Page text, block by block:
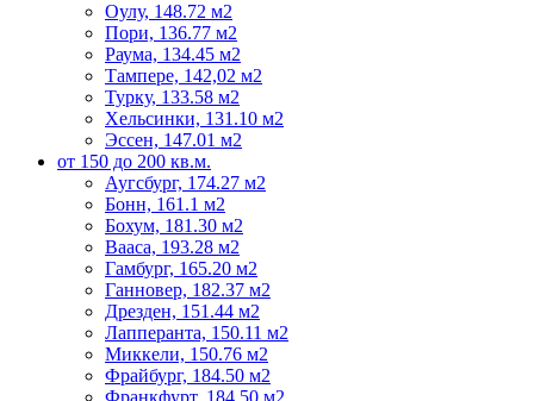
Оулу, 148.72 м2
Пори, 136.77 м2
Раума, 134.45 м2
Тампере, 142,02 м2
Турку, 133.58 м2
Хельсинки, 131.10 м2
Эссен, 147.01 м2
от 150 до 200 кв.м.
Аугсбург, 174.27 м2
Бонн, 161.1 м2
Бохум, 181.30 м2
Вааса, 193.28 м2
Гамбург, 165.20 м2
Ганновер, 182.37 м2
Дрезден, 151.44 м2
Лапперанта, 150.11 м2
Миккели, 150.76 м2
Фрайбург, 184.50 м2
Франкфурт, 184.50 м2